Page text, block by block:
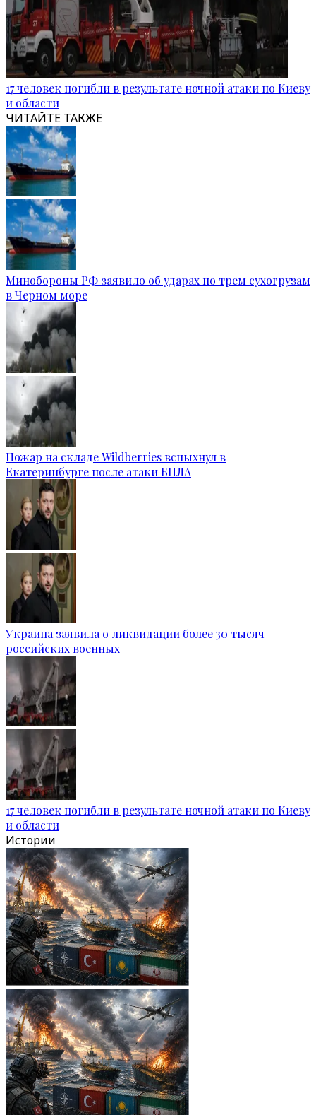
17 человек погибли в результате ночной атаки по Киеву
и области
ЧИТАЙТЕ ТАКЖЕ
Минобороны РФ заявило об ударах по трем сухогрузам
в Черном море
Пожар на складе Wildberries вспыхнул в
Екатеринбурге после атаки БПЛА
Украина заявила о ликвидации более 30 тысяч
российских военных
17 человек погибли в результате ночной атаки по Киеву
и области
Истории